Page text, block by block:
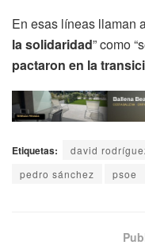
En esas líneas llaman
la solidaridad” como
pactaron en la
Etiquetas: david
pedro sánchez
psoe